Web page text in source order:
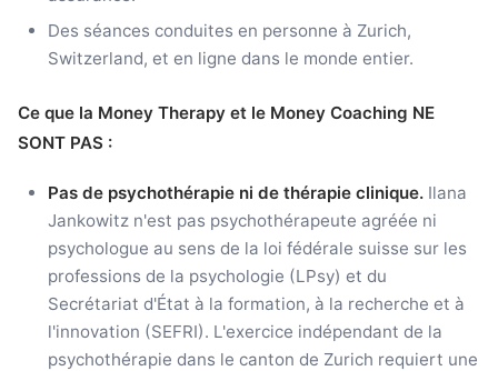
Des séances conduites en personne à Zurich,
Switzerland, et en ligne dans le monde entier.
Ce que la Money Therapy et le Money Coaching NE
SONT PAS :
Pas de psychothérapie ni de thérapie clinique. Ilana
Jankowitz n'est pas psychothérapeute agréée ni
psychologue au sens de la loi fédérale suisse sur les
professions de la psychologie (LPsy) et du
Secrétariat d'État à la formation, à la recherche et à
l'innovation (SEFRI). L'exercice indépendant de la
psychothérapie dans le canton de Zurich requiert une